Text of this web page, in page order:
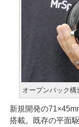
オープンバック構
新規開発の
搭載。既存の平面